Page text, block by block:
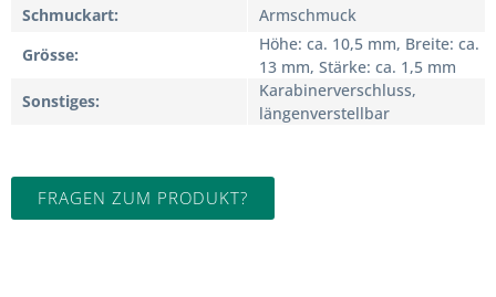
Schmuckart
Armschmuck
Grösse
Höhe: ca. 10,5 mm, Breite: ca.
13 mm, Stärke: ca. 1,5 mm
Sonstiges
Karabinerverschluss,
längenverstellbar
FRAGEN ZUM PRODUKT?